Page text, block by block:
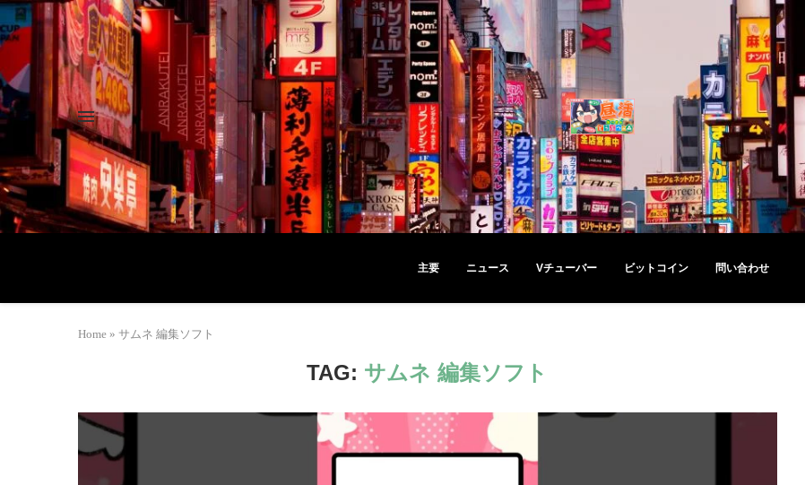
主要 ニュース Vチューバー ビットコイン 問い合わせ
Home » サムネ 編集ソフト
TAG: サムネ 編集ソフト